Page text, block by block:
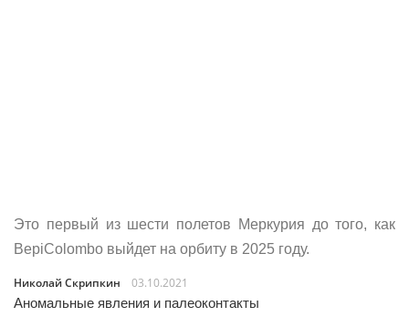
Это первый из шести полетов Меркурия до того, как
BepiColombo выйдет на орбиту в 2025 году.
Николай Скрипкин
03.10.2021
Аномальные явления и палеоконтакты